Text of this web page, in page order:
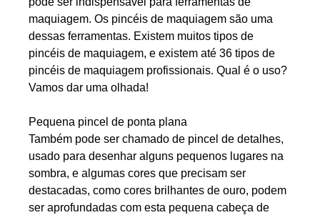
maquiagem. Os pincéis de maquiagem são uma
dessas ferramentas. Existem muitos tipos de
pincéis de maquiagem, e existem até 36 tipos de
pincéis de maquiagem profissionais. Qual é o uso?
Vamos dar uma olhada!
Pequena pincel de ponta plana
Também pode ser chamado de pincel de detalhes,
usado para desenhar alguns pequenos lugares na
sombra, e algumas cores que precisam ser
destacadas, como cores brilhantes de ouro, podem
ser aprofundadas com esta pequena cabeça de